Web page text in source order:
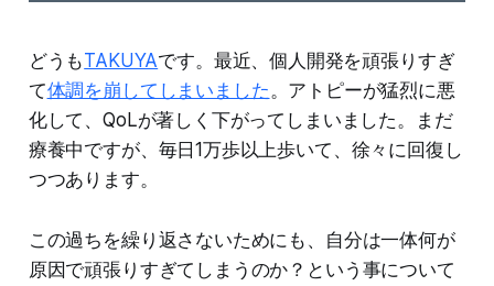
どうもTAKUYAです。最近、個人開発を頑張りすぎ
て体調を崩してしまいました。アトピーが猛烈に悪
化して、QoLが著しく下がってしまいました。まだ
療養中ですが、毎日1万歩以上歩いて、徐々に回復し
つつあります。
この過ちを繰り返さないためにも、自分は一体何が
原因で頑張りすぎてしまうのか？という事について